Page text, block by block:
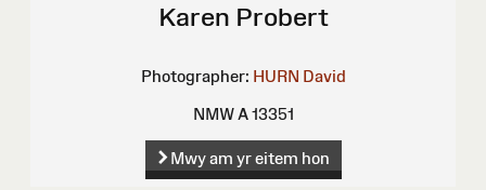
Karen Probert
Photographer: HURN David
NMW A 13351
Mwy am yr eitem hon